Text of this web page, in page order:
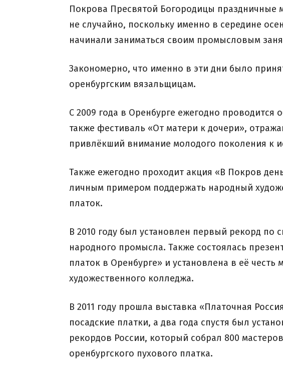
Покрова Пресвятой Богородицы праздничные
не случайно, поскольку именно в середине
начинали заниматься своим промысловым
Закономерно, что именно в эти дни было
оренбургским вязальщицам.
С 2009 года в Оренбурге ежегодно
также фестиваль «От матери к дочери»,
привлёкший внимание молодого поколения к
Также ежегодно проходит акция «В Покров
личным примером поддержать народный
платок.
В 2010 году был установлен первый рекорд по
народного промысла. Также состоялась
платок в Оренбурге» и установлена в её
художественного колледжа.
В 2011 году прошла выставка «Платочная
посадские платки, а два года спустя был
рекордов России, который собрал 800
оренбургского пухового платка.